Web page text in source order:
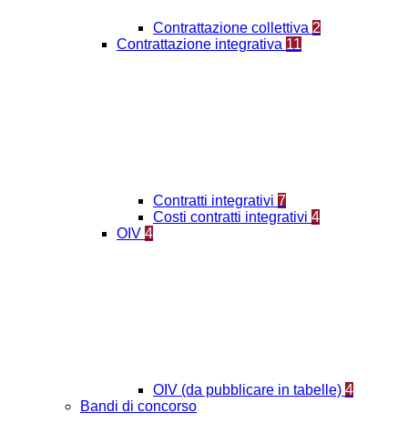
Contrattazione collettiva 2
Contrattazione integrativa 11
Contratti integrativi 7
Costi contratti integrativi 4
OIV 4
OIV (da pubblicare in tabelle) 4
Bandi di concorso